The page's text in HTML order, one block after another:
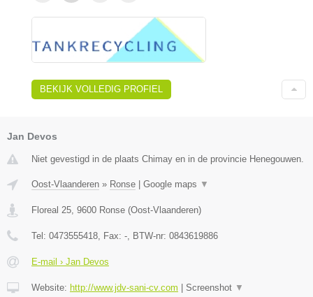
BEKIJK VOLLEDIG PROFIEL
Jan Devos
Niet gevestigd in de plaats Chimay en in de provincie Henegouwen.
Oost-Vlaanderen » Ronse Google maps ▼
Floreal 25 9600 Ronse (Oost-Vlaanderen)
Tel: 0473555418 , Fax: - , BTW-nr: 0843619886
E-mail › Jan Devos
Website: http://www.jdv-sani-cv.com Screenshot ▼